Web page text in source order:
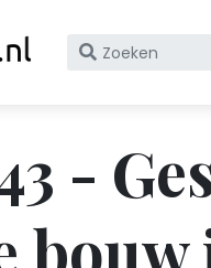
Zoek
KvK
nummer
-